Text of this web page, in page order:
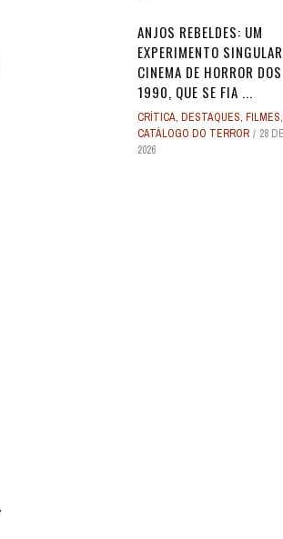
ANJOS REBELDES: UM
EXPERIMENTO
CINEMA DE HORROR
1990, QUE SE FIA ...
CRÍTICA, DESTAQUES, FILMES,
CATÁLOGO DO TERROR
28
2026